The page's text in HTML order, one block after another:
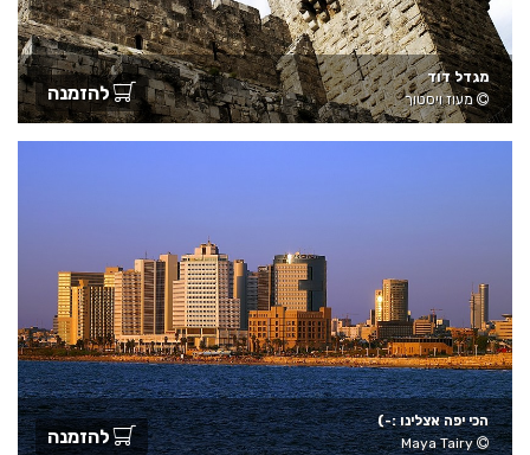
מגדל דוד
מעוז ויסטוך
להזמנה
הכי יפה אצלינו :-)
Maya Tairy
להזמנה